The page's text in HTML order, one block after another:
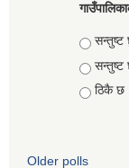
Choices
सन्तुष्ट
सन्तुष्ट
ठिकै छ
Older polls